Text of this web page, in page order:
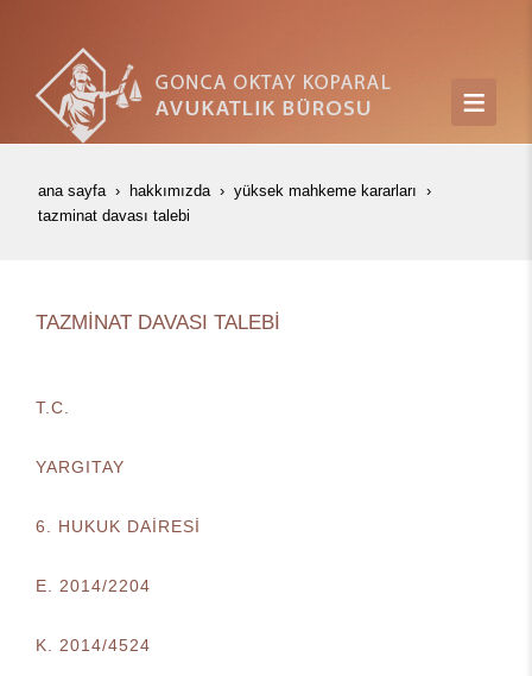
ana sayfa hakkımızda
yüksek mahkeme kararları
tazmi̇nat davasi talebi̇
TAZMİNAT DAVASI TALEBİ
T.C.
YARGITAY
6. HUKUK DAİRESİ
E. 2014/2204
K. 2014/4524